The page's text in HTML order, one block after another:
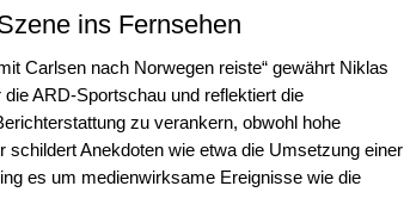
ins Fernsehen
Carlsen nach Norwegen reiste“ gewährt Niklas
ARD‑Sportschau und reflektiert die
zu verankern, obwohl hohe
Anekdoten wie etwa die Umsetzung einer
es um medienwirksame Ereignisse wie die